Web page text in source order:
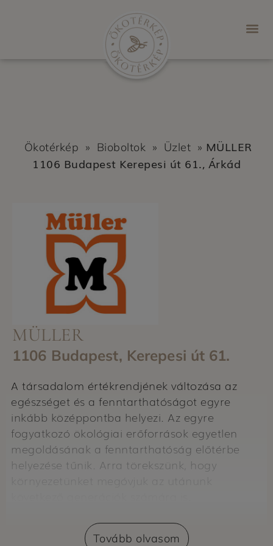
Ökotérkép » Bioboltok » Üzlet » MÜLLER
1106 Budapest Kerepesi út 61., Árkád
MÜLLER
1106 Budapest, Kerepesi út 61.
A társadalom értékrendjének változása az
egészséget és a fenntarthatóságot egyre
inkább középpontba helyezi. Az egyre
fogyatkozó ökológiai erőforrások egyetlen
megoldásának a fenntarthatóság előtérbe
helyezése tűnik. Arra törekszünk, hogy
A Müller ezeket a jeleket időben felismerte, és
a vállalat számos területen tesz a fenntartható
Tovább olvasom